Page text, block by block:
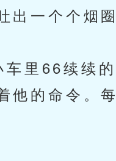
出一个个烟圈
里66续续的
他的命令。